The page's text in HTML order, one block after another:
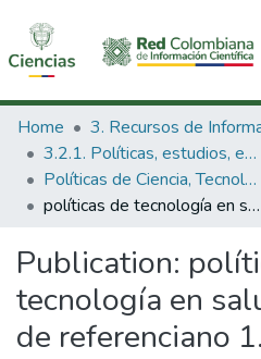
Communities & Collections
All of DSpace
Statistics
Home
3.2.1. Políticas, estudios, evaluaciones e indicadores de CTeI
Políticas de Ciencia, Tecnología e Innovación
políticas de tecnología en salud - protocolo de referenciano 1.
Publication:
tecnología en
de referenciano 1.